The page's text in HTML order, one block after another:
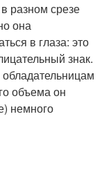
разном срезе
она
в глаза: это
знак.
объема он
немного